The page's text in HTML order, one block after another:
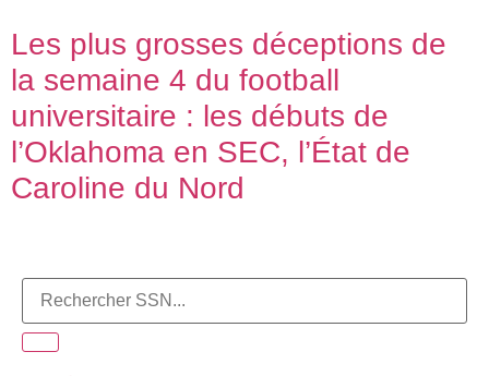
Les plus grosses déceptions de
la semaine 4 du football
universitaire : les débuts de
l’Oklahoma en SEC, l’État de
Caroline du Nord